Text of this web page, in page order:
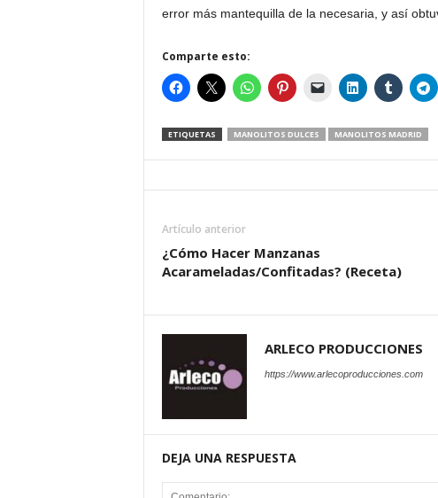
error más mantequilla de la necesaria, y así
Comparte esto:
ETIQUETAS MANOLITOS DULCES MANOLITOS MADRID
Artículo anterior
¿Cómo Hacer Manzanas
Acarameladas/Confitadas? (Receta)
ARLECO PRODUCCIONES
https://www.arlecoproducciones.com
DEJA UNA RESPUESTA